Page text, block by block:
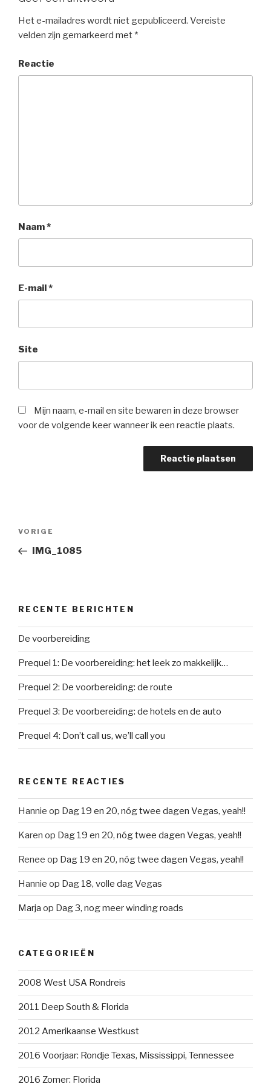
Het e-mailadres wordt niet gepubliceerd. Vereiste
velden zijn gemarkeerd met *
Reactie
Naam*
E-mail*
Site
Mijn naam, e-mail en site bewaren in deze browser
voor de volgende keer wanneer ik een reactie plaats.
Vorig
bericht
VORIGE
IMG_1085
RECENTE BERICHTEN
De voorbereiding
Prequel 1: De voorbereiding: het leek zo makkelijk…
Prequel 2: De voorbereiding: de route
Prequel 3: De voorbereiding: de hotels en de auto
Prequel 4: Don’t call us, we’ll call you
RECENTE REACTIES
Hannie op Dag 19 en 20, nóg twee dagen Vegas, yeah!!
Karen op Dag 19 en 20, nóg twee dagen Vegas, yeah!!
Renee op Dag 19 en 20, nóg twee dagen Vegas, yeah!!
Hannie op Dag 18, volle dag Vegas
Marja op Dag 3, nog meer winding roads
CATEGORIEËN
2008 West USA Rondreis
2011 Deep South & Florida
2012 Amerikaanse Westkust
2016 Voorjaar: Rondje Texas, Mississippi, Tennessee
2016 Zomer: Florida